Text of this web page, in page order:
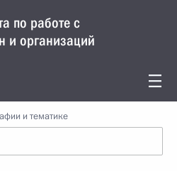
по работе с
и организаций
и тематике